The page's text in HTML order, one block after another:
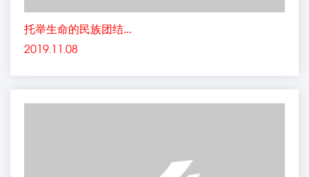
托举生命的民族团结...
2019.11.08